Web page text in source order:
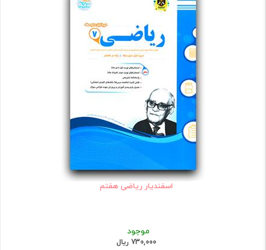
اسفندیار ریاضی هفتم
موجود
730,000 ریال